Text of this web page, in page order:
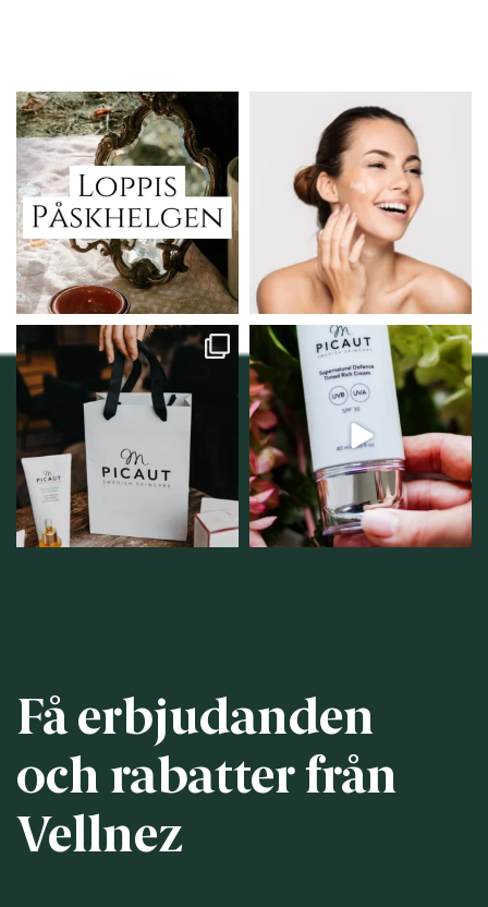
Vi skall ha loppis!
I Vellnez anda;...
6 0
Behandlingserbjudande
februari-mars!
Vi...
0
Vellnez – din
samlingsplats för
personlig handel i
12 0
Njut av solens härliga
strålar men skydda dig...
12 1
Få erbjudanden
och rabatter från
Vellnez